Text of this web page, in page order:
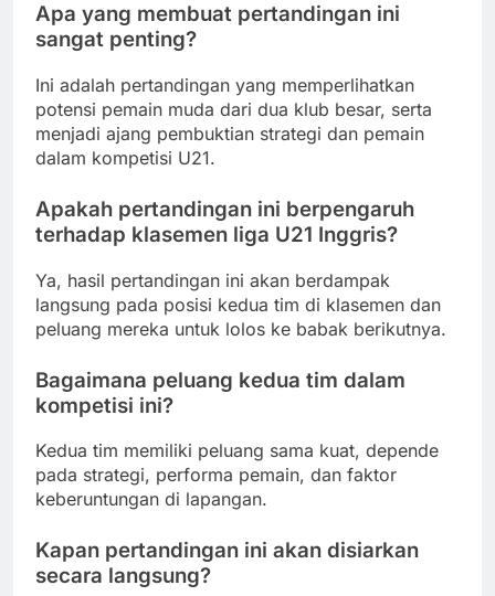
Apa yang membuat pertandingan ini
sangat penting?
Ini adalah pertandingan yang memperlihatkan
potensi pemain muda dari dua klub besar, serta
menjadi ajang pembuktian strategi dan pemain
dalam kompetisi U21.
Apakah pertandingan ini berpengaruh
terhadap klasemen liga U21 Inggris?
Ya, hasil pertandingan ini akan berdampak
langsung pada posisi kedua tim di klasemen dan
peluang mereka untuk lolos ke babak berikutnya.
Bagaimana peluang kedua tim dalam
kompetisi ini?
Kedua tim memiliki peluang sama kuat, depende
pada strategi, performa pemain, dan faktor
keberuntungan di lapangan.
Kapan pertandingan ini akan disiarkan
secara langsung?